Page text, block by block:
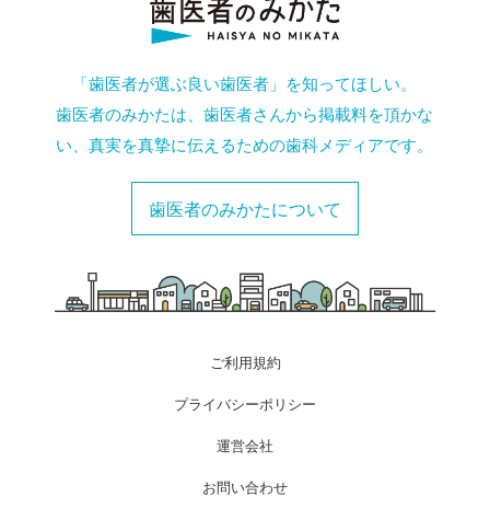
「歯医者が選ぶ良い歯医者」を知ってほしい。
歯医者のみかたは、歯医者さんから掲載料を頂かな
い、真実を真摯に伝えるための歯科メディアです。
歯医者のみかたについて
ご利用規約
プライバシーポリシー
運営会社
お問い合わせ